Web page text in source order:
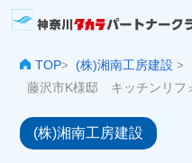
TOP> (株)湘南工房建設>
藤沢市K様邸 キッチンリフ
(株)湘南工房建設